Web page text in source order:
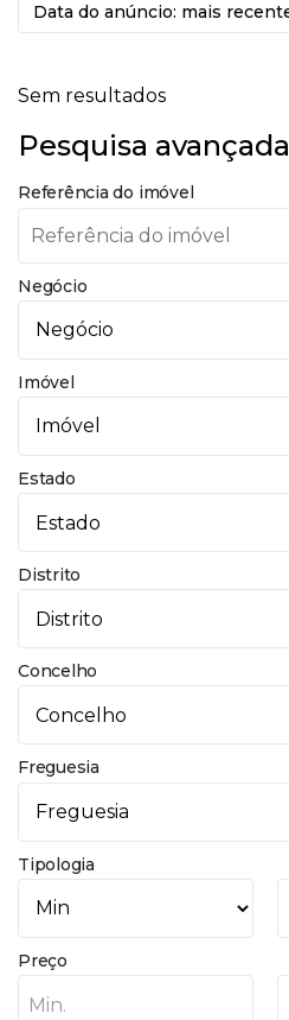
Sem resultados
Pesquisa avançada
Referência do imóvel
Negócio
Imóvel
Estado
Distrito
Concelho
Freguesia
Tipologia
Preço
Min.